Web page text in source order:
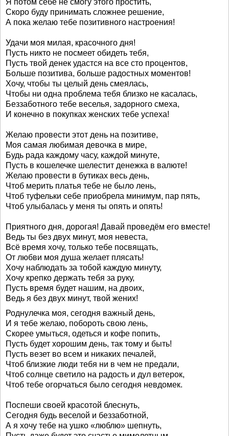
Я потом себе не смогу этого простить,
Скоро буду принимать сложнее решение,
А пока желаю тебе позитивного настроения!
Удачи моя милая, красочного дня!
Пусть никто не посмеет обидеть тебя,
Пусть твой денек удастся на все сто процентов,
Больше позитива, больше радостных моментов!
Хочу, чтобы ты целый день смеялась,
Чтобы ни одна проблема тебя близко не касалась,
Беззаботного тебе веселья, задорного смеха,
И конечно в покупках женских тебе успеха!
Желаю провести этот день на позитиве,
Моя самая любимая девочка в мире,
Будь рада каждому часу, каждой минуте,
Пусть в кошелечке шелестит денежка в валюте!
Желаю провести в бутиках весь день,
Чтоб мерить платья тебе не было лень,
Чтоб туфельки себе приобрела минимум, пар пять,
Чтоб улыбалась у меня ты опять и опять!
Приятного дня, дорогая! Давай проведём его вместе!
Ведь ты без двух минут, моя невеста,
Всё время хочу, только тебе посвящать,
От любви моя душа желает плясать!
Хочу наблюдать за тобой каждую минуту,
Хочу крепко держать тебя за руку,
Пусть время будет нашим, на двоих,
Ведь я без двух минут, твой жених!
Роднулечка моя, сегодня важный день,
И я тебе желаю, побороть свою лень,
Скорее умыться, одеться и кофе попить,
Пусть будет хорошим день, так тому и быть!
Пусть везет во всем и никаких печалей,
Чтоб близкие люди тебя ни в чем не предали,
Чтоб солнце светило на радость и дул ветерок,
Чтоб тебе огорчаться было сегодня невдомек.
Поспеши своей красотой блеснуть,
Сегодня будь веселой и беззаботной,
А я хочу тебе на ушко «люблю» шепнуть,